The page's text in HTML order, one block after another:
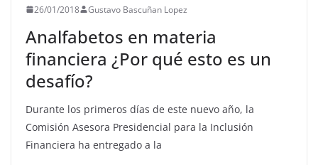
26/01/2018 Gustavo Bascuñan Lopez
Analfabetos en materia
financiera ¿Por qué esto es un
desafío?
Durante los primeros días de este nuevo año, la
Comisión Asesora Presidencial para la Inclusión
Financiera ha entregado a la